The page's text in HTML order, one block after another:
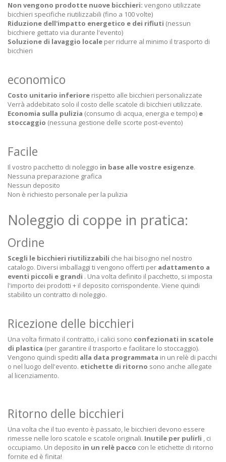
Non vengono prodotte nuove bicchieri: vengono utilizzate
bicchieri specifiche riutilizzabili (fino a 100 volte)
Riduzione dell'impatto energetico e dei rifiuti (nessun
bicchiere gettato via durante l'evento)
Soluzione di lavaggio locale per ridurre al minimo il trasporto di
bicchieri
economico
Costo unitario inferiore rispetto alle bicchieri personalizzate
Verrà addebitato solo il costo delle scatole di bicchieri utilizzate.
Economia sulla pulizia (consumo di acqua, energia e tempo) e
stoccaggio (nessuna gestione delle scorte post-evento)
Facile
Il vostro pacchetto di noleggio in base alle vostre esigenze.
Nessuna preparazione grafica
Nessun deposito
Non è richiesto personale per la pulizia
Noleggio di coppe in pratica:
Ordine
Scegli le bicchieri riutilizzabili che hai bisogno nel nostro
catalogo. Diversi imballaggi ti vengono offerti per adattamento a
eventi piccoli e grandi . Una volta definito il pacchetto, si imposta
l'importo dei prodotti + il deposito corrispondente. Viene quindi
stabilito un contratto di noleggio.
Ricezione delle bicchieri
Una volta firmato il contratto, i calici sono confezionati in scatole
di plastica (per garantire il trasporto e facilitare lo stoccaggio).
Vengono quindi spediti alla data programmata in un relè di pacchi
o nel luogo dell'evento. etichette di ritorno sono anche allegate
al licenziamento.
Ritorno delle bicchieri
Una volta che il tuo evento è passato, le bicchieri devono essere
rimesse nelle loro scatole e scatole originali. Inutile per pulirli , ci
occupiamo. Un deposito in un relè pacco con le etichette di ritorno
fornite ed è finita!